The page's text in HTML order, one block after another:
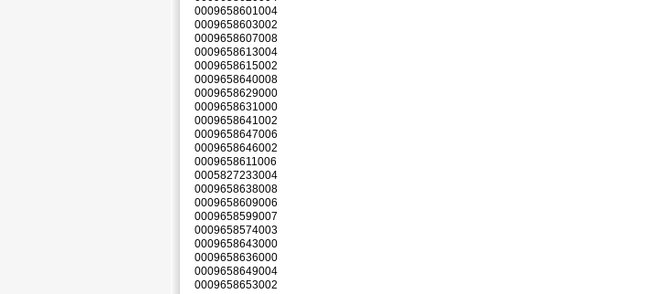
0009658601004
0009658603002
0009658607008
0009658613004
0009658615002
0009658640008
0009658629000
0009658631000
0009658641002
0009658647006
0009658646002
0009658611006
0005827233004
0009658638008
0009658609006
0009658599007
0009658574003
0009658643000
0009658636000
0009658649004
0009658653002